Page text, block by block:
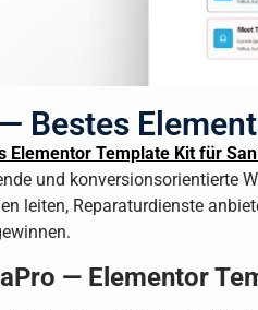
Bestes
Elementor Template Kit für
und konversionsorientierte
leiten, Reparaturdienste
— Elementor